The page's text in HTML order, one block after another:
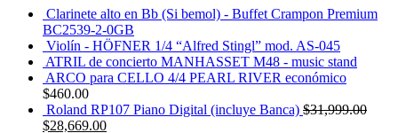
Clarinete alto en Bb (Si bemol) - Buffet Crampon Premium
BC2539-2-0GB
Violín - HÖFNER 1/4 “Alfred Stingl” mod. AS-045
ATRIL de concierto MANHASSET M48 - music stand
ARCO para CELLO 4/4 PEARL RIVER económico
$460.00
Roland RP107 Piano Digital (incluye Banca) $31,999.00
$28,669.00